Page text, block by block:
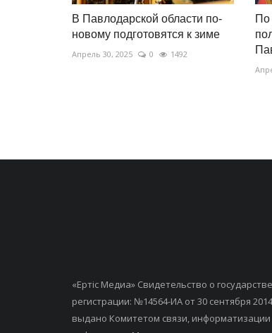
В Павлодарской области по-
новому подготовятся к зиме
Апрель 30, 2025 0 1492
По
«Ертiс Медиа» Свидетельство о
регистрации: №14564-ИА от 30 сентября
выдано Комитетом связи, информатизации